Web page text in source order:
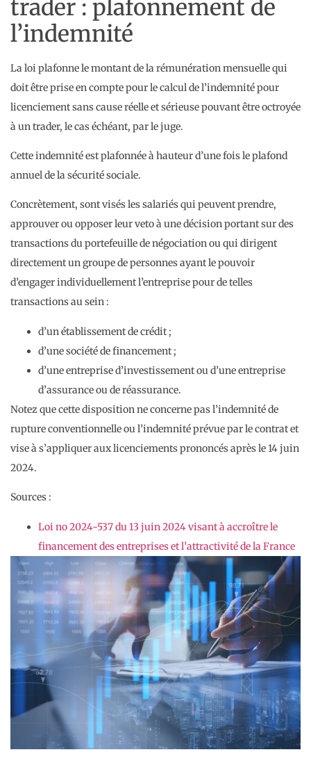
trader : plafonnement de
l’indemnité
La loi plafonne le montant de la rémunération mensuelle qui
doit être prise en compte pour le calcul de l’indemnité pour
licenciement sans cause réelle et sérieuse pouvant être octroyée
à un trader, le cas échéant, par le juge.
Cette indemnité est plafonnée à hauteur d’une fois le plafond
annuel de la sécurité sociale.
Concrètement, sont visés les salariés qui peuvent prendre,
approuver ou opposer leur veto à une décision portant sur des
transactions du portefeuille de négociation ou qui dirigent
directement un groupe de personnes ayant le pouvoir
d’engager individuellement l’entreprise pour de telles
transactions au sein :
d’un établissement de crédit ;
d’une société de financement ;
d’une entreprise d’investissement ou d’une entreprise
d’assurance ou de réassurance.
Notez que cette disposition ne concerne pas l’indemnité de
rupture conventionnelle ou l’indemnité prévue par le contrat et
vise à s’appliquer aux licenciements prononcés après le 14 juin
2024.
Sources :
Loi no 2024-537 du 13 juin 2024 visant à accroître le
financement des entreprises et l’attractivité de la France